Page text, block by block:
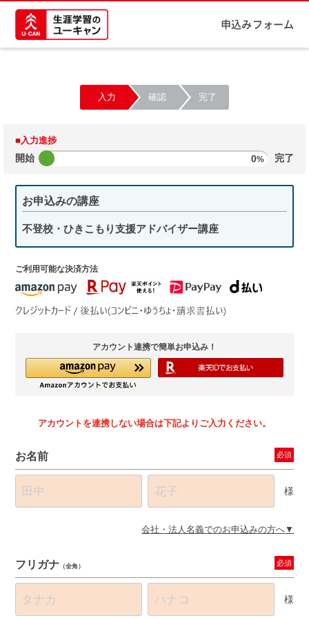
申込みフォーム
入力 確認 完了
■入力進捗
開始 0% 完了
ご利用可能な決済方法
アカウント連携で簡単お申込み！
アカウントを連携しない場合は下記よりご入力ください。
お申込みの講座
不登校・ひきこもり支援アドバイザー講座
お名前 必須
様
会社・法人名義でのお申込みの方へ
フリガナ （全角） 必須
様